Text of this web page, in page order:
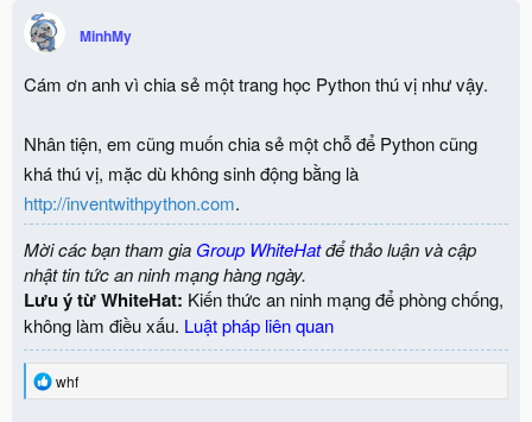
MinhMy
Cám ơn anh vì chia sẻ một trang học Python thú vị như vậy.
Nhân tiện, em cũng muốn chia sẻ một chỗ để Python cũng
khá thú vị, mặc dù không sinh động bằng là
http://inventwithpython.com.
Mời các bạn tham gia Group WhiteHatđể thảo luận và cập
nhật tin tức an ninh mạng hàng ngày.
Lưu ý từ WhiteHat: Kiến thức an ninh mạng để phòng chống,
không làm điều xấu. Luật pháp liên quan
R
whf